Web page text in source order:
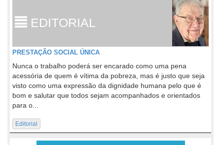
EDITORIAL
PRESTAÇÃO SOCIAL ÚNICA
Nunca o trabalho poderá ser encarado como uma pena
acessória de quem é vítima da pobreza, mas é justo que seja
visto como uma expressão da dignidade humana pelo que é
bom e salutar que todos sejam acompanhados e orientados
para o...
Editorial